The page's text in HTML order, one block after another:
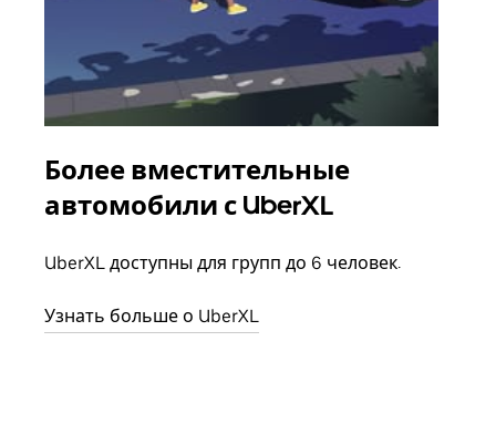
Более вместительные
автомобили с UberXL
UberXL доступны для групп до 6 человек.
Узнать больше о UberXL